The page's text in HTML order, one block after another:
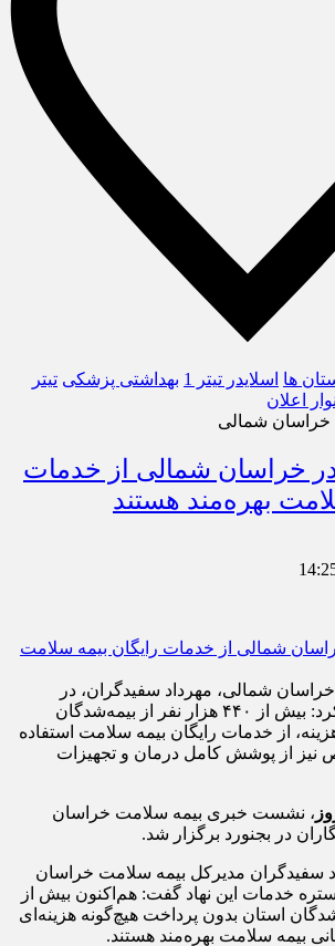
ها اسلایدر تیتر 1 بهداشتی پزشکی تیتر
نوار اعلان
خراسان شمالی
در خراسان شمالی از خدمات
بهره‌مند هستند
شمالی، مهرداد سفیدگران، در
نشست خبری اعلام کرد: بیش از ۴۴۰ هزار نفر از بیمه‌شدگان
از خدمات رایگان بیمه سلامت استفاده
نیز از پوشش کامل درمان و تجهیزات
، نشست خبری بیمه سلامت خراسان
در بجنورد برگزار شد.
سفیدگران مدیرکل بیمه سلامت خراسان
خدمات این نهاد گفت: هم‌اکنون بیش از
استان بدون پرداخت هیچ‌گونه هزینه‌ای
بیمه سلامت بهره‌مند هستند.